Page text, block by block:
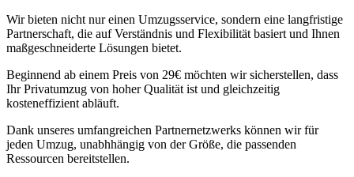
Wir bieten nicht nur einen Umzugsservice, sondern eine langfristige
Partnerschaft, die auf Verständnis und Flexibilität basiert und Ihnen
maßgeschneiderte Lösungen bietet.
Beginnend ab einem Preis von 29€ möchten wir sicherstellen, dass
Ihr Privatumzug von hoher Qualität ist und gleichzeitig
kosteneffizient abläuft.
Dank unseres umfangreichen Partnernetzwerks können wir für
jeden Umzug, unabhhängig von der Größe, die passenden
Ressourcen bereitstellen.